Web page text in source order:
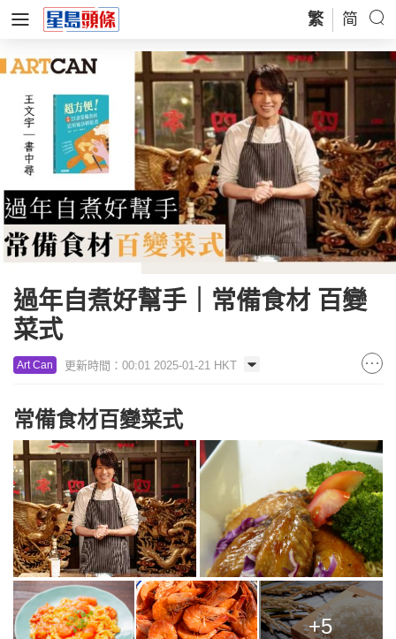
繁 简
過年自煮好幫手｜常備食材 百變
菜式
Art Can 更新時間：00:01 2025-01-21 HKT
常備食材百變菜式
+5